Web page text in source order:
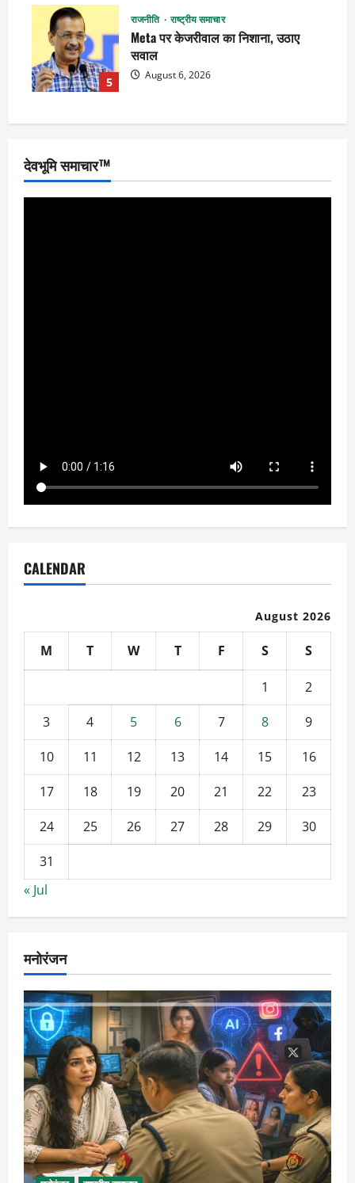
5
राजनीति राष्ट्रीय समाचार
Meta पर केजरीवाल का निशाना, उठाए
सवाल
August 6, 2026
देवभूमि समाचार™
CALENDAR
August 2026
M T W T F S S
1
2
3
4 5 6 7 8
9
10
11 12 13 14 15
16
17
18 19 20 21 22
23
24
25 26 27 28 29
30
31
« Jul
मनोरंजन